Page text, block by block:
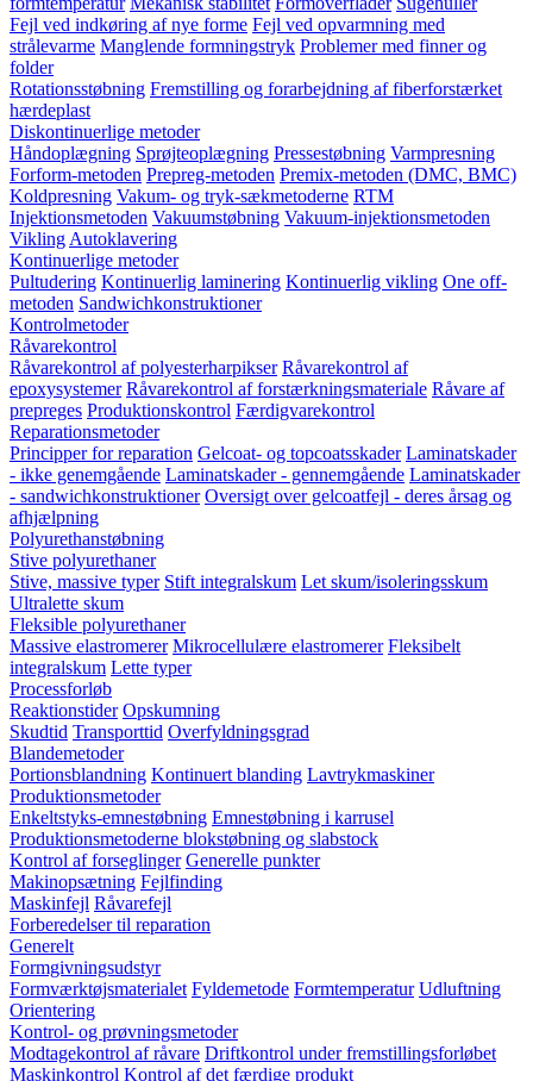
Fejl ved indkøring af nye forme Fejl ved opvarmning med
strålevarme Manglende formningstryk Problemer med finner og
folder
Rotationsstøbning Fremstilling og forarbejdning af fiberforstærket
hærdeplast
Diskontinuerlige metoder
Håndoplægning Sprøjteoplægning Pressestøbning Varmpresning
Forform-metoden Prepreg-metoden Premix-metoden (DMC, BMC)
Koldpresning Vakum- og tryk-sækmetoderne RTM
Injektionsmetoden Vakuumstøbning Vakuum-injektionsmetoden
Vikling Autoklavering
Kontinuerlige metoder
Pultudering Kontinuerlig laminering Kontinuerlig vikling One off-
metoden Sandwichkonstruktioner
Kontrolmetoder
Råvarekontrol
Råvarekontrol af polyesterharpikser Råvarekontrol af
epoxysystemer Råvarekontrol af forstærkningsmateriale Råvare af
prepreges Produktionskontrol Færdigvarekontrol
Reparationsmetoder
Principper for reparation Gelcoat- og topcoatsskader Laminatskader
- ikke genemgående Laminatskader - gennemgående Laminatskader
- sandwichkonstruktioner Oversigt over gelcoatfejl - deres årsag og
afhjælpning
Polyurethanstøbning
Stive polyurethaner
Stive, massive typer Stift integralskum Let skum/isoleringsskum
Ultralette skum
Fleksible polyurethaner
Massive elastromerer Mikrocellulære elastromerer Fleksibelt
integralskum Lette typer
Processforløb
Reaktionstider Opskumning
Skudtid Transporttid Overfyldningsgrad
Blandemetoder
Portionsblandning Kontinuert blanding Lavtrykmaskiner
Produktionsmetoder
Enkeltstyks-emnestøbning Emnestøbning i karrusel
Produktionsmetoderne blokstøbning og slabstock
Kontrol af forseglinger Generelle punkter
Makinopsætning Fejlfinding
Maskinfejl Råvarefejl
Forberedelser til reparation
Generelt
Formgivningsudstyr
Formværktøjsmaterialet Fyldemetode Formtemperatur Udluftning
Orientering
Kontrol- og prøvningsmetoder
Modtagekontrol af råvare Driftkontrol under fremstillingsforløbet
Maskinkontrol Kontrol af det færdige produkt